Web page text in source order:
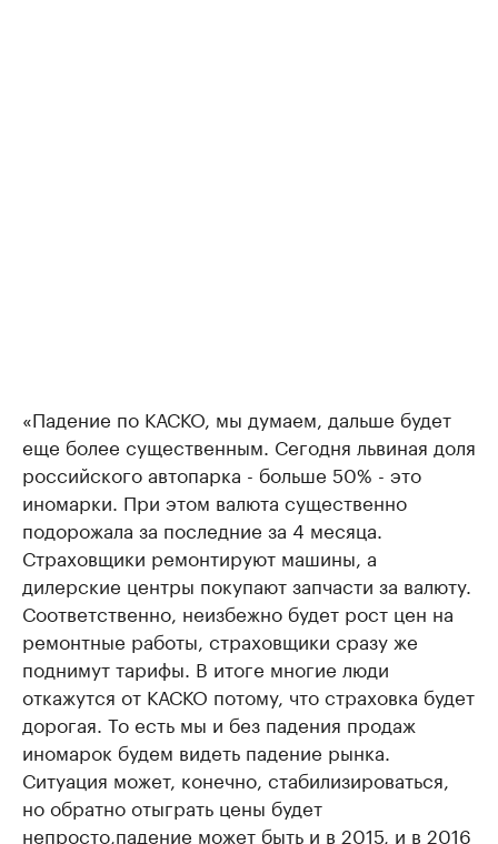
«Падение по КАСКО, мы думаем, дальше будет
еще более существенным. Сегодня львиная доля
российского автопарка - больше 50% - это
иномарки. При этом валюта существенно
подорожала за последние за 4 месяца.
Страховщики ремонтируют машины, а
дилерские центры покупают запчасти за валюту.
Соответственно, неизбежно будет рост цен на
ремонтные работы, страховщики сразу же
поднимут тарифы. В итоге многие люди
откажутся от КАСКО потому, что страховка будет
дорогая. То есть мы и без падения продаж
иномарок будем видеть падение рынка.
Ситуация может, конечно, стабилизироваться,
но обратно отыграть цены будет
непросто,падение может быть и в 2015, и в 2016